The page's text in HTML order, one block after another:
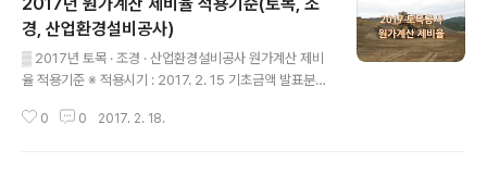
장단가 적용 공종 및 단가"를 다음과 같이 공고합니다. 20
16. 12. 30.국토교통부장관 1. 제정목적 정부 등 공공기관
에서 시행하는 건설공사의 예정가격 산정 기초자료 제공
2. 적용일시 : 2017년 1월 1일부터 3. 적용범위 국가, 지방
감독과 승인을 요하는 기관에서 시행하는 건설공사 4. 구
경, 산업환경설비공사)
▒ 2017년 토목 · 조경 · 산업환경설비공사 원가계산 제비
율 적용기준 ※ 적용시기 : 2017. 2. 15 기초금액 발표분부
만 : [5.6백만원+(직접공사비-140억원)×0.0264%]×공
0 0 2017. 2. 18.